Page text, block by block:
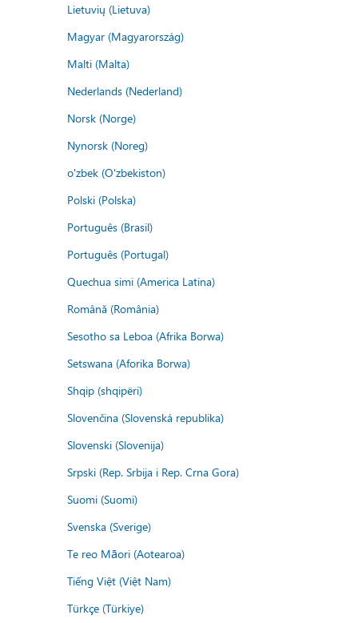
Lietuvių (Lietuva)
Magyar (Magyarország)
Malti (Malta)
Nederlands (Nederland)
Norsk (Norge)
Nynorsk (Noreg)
o'zbek (O'zbekiston)
Polski (Polska)
Português (Brasil)
Português (Portugal)
Quechua simi (America Latina)
Română (România)
Sesotho sa Leboa (Afrika Borwa)
Setswana (Aforika Borwa)
Shqip (shqipëri)
Slovenčina (Slovenská republika)
Slovenski (Slovenija)
Srpski (Rep. Srbija i Rep. Crna Gora)
Suomi (Suomi)
Svenska (Sverige)
Te reo Māori (Aotearoa)
Tiếng Việt (Việt Nam)
Türkçe (Türkiye)